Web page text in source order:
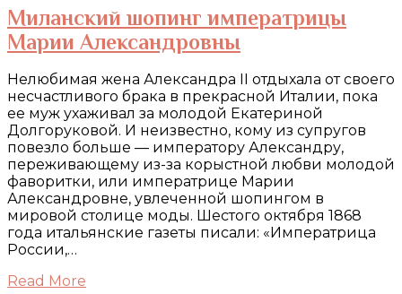
Миланский шопинг императрицы
Марии Александровны
Нелюбимая жена Александра II отдыхала от своего
несчастливого брака в прекрасной Италии, пока
ее муж ухаживал за молодой Екатериной
Долгоруковой. И неизвестно, кому из супругов
повезло больше — императору Александру,
переживающему из-за корыстной любви молодой
фаворитки, или императрице Марии
Александровне, увлеченной шопингом в
мировой столице моды. Шестого октября 1868
года итальянские газеты писали: «Императрица
России,…
Read More